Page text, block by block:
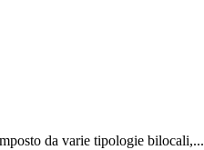
da varie tipologie bilocali,...